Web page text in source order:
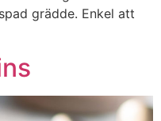
grädde. Enkel att